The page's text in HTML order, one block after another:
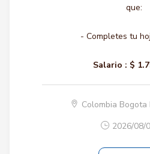
que:
- Completes tu
Salario : $
Colombia Bogota
2026/08/